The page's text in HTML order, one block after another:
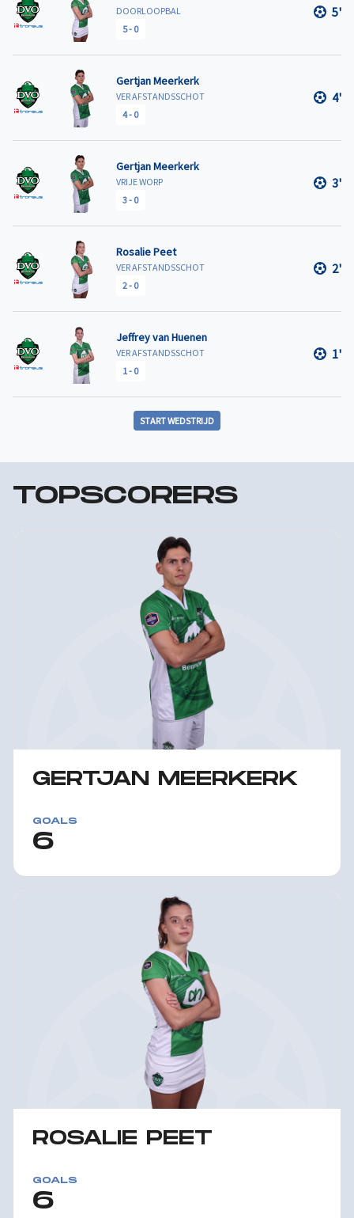
DOORLOOPBAL
5- 0
5'
Gertjan Meerkerk
VER AFSTANDSSCHOT
4- 0
4'
Gertjan Meerkerk
VRIJE WORP
3- 0
3'
Rosalie Peet
VER AFSTANDSSCHOT
2- 0
2'
Jeffrey van Huenen
VER AFSTANDSSCHOT
1- 0
1'
START WEDSTRIJD
TOPSCORERS
GERTJAN MEERKERK
GOALS
6
ROSALIE PEET
GOALS
6